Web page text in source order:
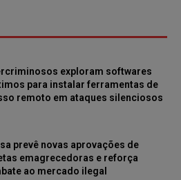
exploram softwares
para instalar ferramentas de
remoto em ataques silenciosos
prevê novas aprovações de
emagrecedoras e reforça
ao mercado ilegal